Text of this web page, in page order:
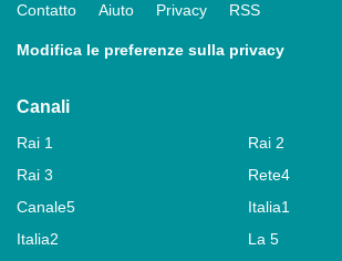
Contatto Aiuto Privacy RSS
Modifica le preferenze sulla privacy
Canali
Rai 1
Rai 2
Rai 3
Rete4
Canale5
Italia1
Italia2
La 5